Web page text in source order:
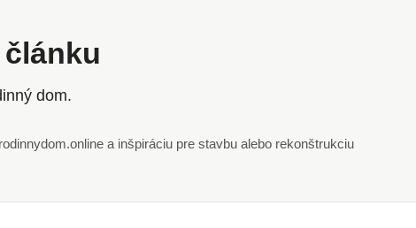
dom.
a inšpiráciu pre stavbu alebo rekonštrukciu